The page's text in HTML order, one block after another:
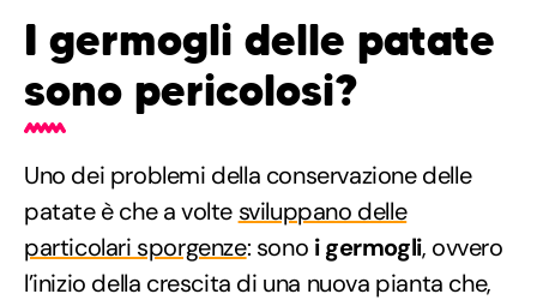
I germogli delle patate
sono pericolosi?
Uno dei problemi della conservazione delle
patate è che a volte sviluppano delle
particolari sporgenze: sono i germogli, ovvero
l’inizio della crescita di una nuova pianta che,